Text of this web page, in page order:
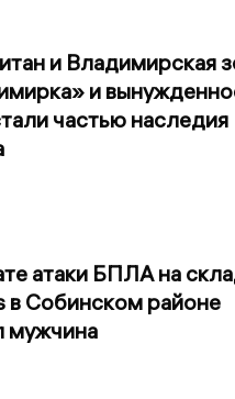
и Владимирская
и
частью наследия
атаки БПЛА на
в Собинском районе
мужчина